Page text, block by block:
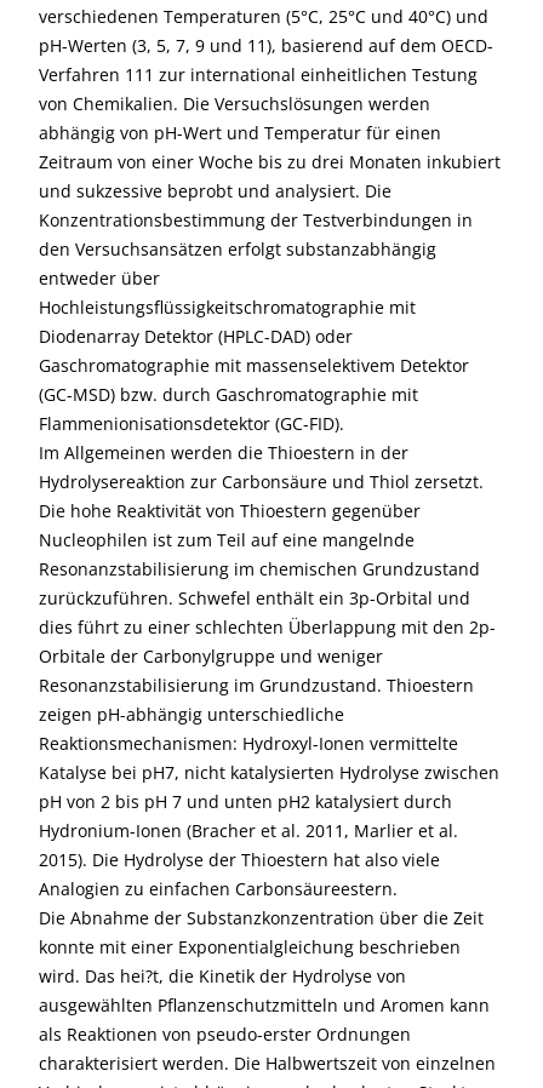
verschiedenen Temperaturen (5°C, 25°C und 40°C) und
pH-Werten (3, 5, 7, 9 und 11), basierend auf dem OECD-
Verfahren 111 zur international einheitlichen Testung
von Chemikalien. Die Versuchslösungen werden
abhängig von pH-Wert und Temperatur für einen
Zeitraum von einer Woche bis zu drei Monaten inkubiert
und sukzessive beprobt und analysiert. Die
Konzentrationsbestimmung der Testverbindungen in
den Versuchsansätzen erfolgt substanzabhängig
entweder über
Hochleistungsflüssigkeitschromatographie mit
Diodenarray Detektor (HPLC-DAD) oder
Gaschromatographie mit massenselektivem Detektor
(GC-MSD) bzw. durch Gaschromatographie mit
Flammenionisationsdetektor (GC-FID).
Im Allgemeinen werden die Thioestern in der
Hydrolysereaktion zur Carbonsäure und Thiol zersetzt.
Die hohe Reaktivität von Thioestern gegenüber
Nucleophilen ist zum Teil auf eine mangelnde
Resonanzstabilisierung im chemischen Grundzustand
zurückzuführen. Schwefel enthält ein 3p-Orbital und
dies führt zu einer schlechten Überlappung mit den 2p-
Orbitale der Carbonylgruppe und weniger
Resonanzstabilisierung im Grundzustand. Thioestern
zeigen pH-abhängig unterschiedliche
Reaktionsmechanismen: Hydroxyl-Ionen vermittelte
Katalyse bei pH7, nicht katalysierten Hydrolyse zwischen
pH von 2 bis pH 7 und unten pH2 katalysiert durch
Hydronium-Ionen (Bracher et al. 2011, Marlier et al.
2015). Die Hydrolyse der Thioestern hat also viele
Analogien zu einfachen Carbonsäureestern.
Die Abnahme der Substanzkonzentration über die Zeit
konnte mit einer Exponentialgleichung beschrieben
wird. Das hei?t, die Kinetik der Hydrolyse von
ausgewählten Pflanzenschutzmitteln und Aromen kann
als Reaktionen von pseudo-erster Ordnungen
charakterisiert werden. Die Halbwertszeit von einzelnen